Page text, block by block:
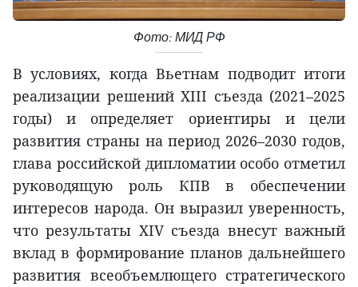
Фото: МИД РФ
В условиях, когда Вьетнам подводит итоги
реализации решений XIII съезда (2021–2025
годы) и определяет ориентиры и цели
развития страны на период 2026–2030 годов,
глава российской дипломатии особо отметил
руководящую роль КПВ в обеспечении
интересов народа. Он выразил уверенность,
что результаты XIV съезда внесут важный
вклад в формирование планов дальнейшего
развития всеобъемлющего стратегического